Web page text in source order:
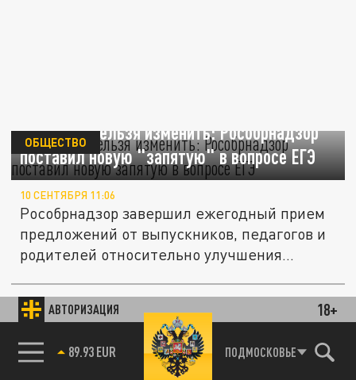
АВТОРИЗАЦИЯ 18+
85.64 BRENT ПОДМОСКОВЬЕ
Отменить нельзя изменить: Рособрнадзор
поставил новую "запятую" в вопросе ЕГЭ
ОБЩЕСТВО
10 СЕНТЯБРЯ 11:06
Рособрнадзор завершил ежегодный прием
предложений от выпускников, педагогов и
родителей относительно улучшения...
ОБЩЕСТВО